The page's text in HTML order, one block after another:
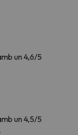
un 4,6/5
un 4,5/5